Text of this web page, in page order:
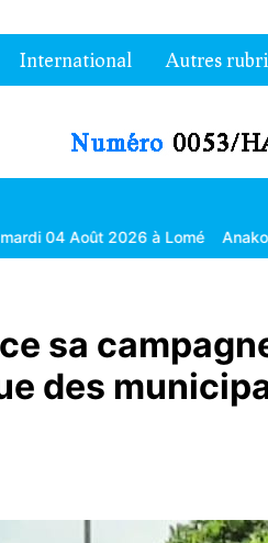
International Autres
à Lomé Anakoma Bikpéta
sa
des